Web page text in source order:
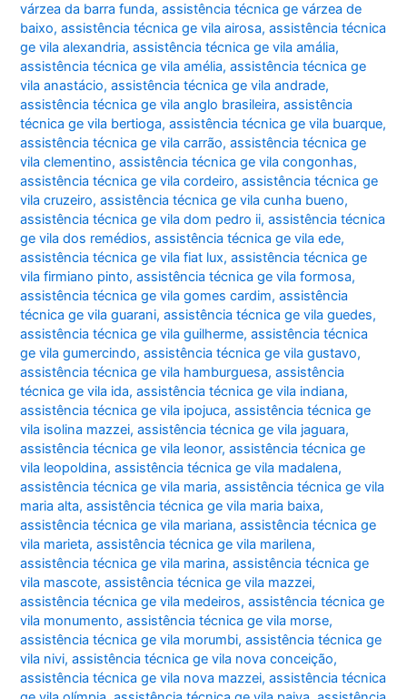
várzea da barra funda,assistência técnica ge várzea de
baixo,assistência técnica ge vila airosa,assistência técnica
ge vila alexandria,assistência técnica ge vila amália,
assistência técnica ge vila amélia,assistência técnica ge
vila anastácio,assistência técnica ge vila andrade,
assistência técnica ge vila anglo brasileira,assistência
técnica ge vila bertioga,assistência técnica ge vila buarque,
assistência técnica ge vila carrão,assistência técnica ge
vila clementino,assistência técnica ge vila congonhas,
assistência técnica ge vila cordeiro,assistência técnica ge
vila cruzeiro,assistência técnica ge vila cunha bueno,
assistência técnica ge vila dom pedro ii,assistência técnica
ge vila dos remédios,assistência técnica ge vila ede,
assistência técnica ge vila fiat lux,assistência técnica ge
vila firmiano pinto,assistência técnica ge vila formosa,
assistência técnica ge vila gomes cardim,assistência
técnica ge vila guarani,assistência técnica ge vila guedes,
assistência técnica ge vila guilherme,assistência técnica
ge vila gumercindo,assistência técnica ge vila gustavo,
assistência técnica ge vila hamburguesa,assistência
técnica ge vila ida,assistência técnica ge vila indiana,
assistência técnica ge vila ipojuca,assistência técnica ge
vila isolina mazzei,assistência técnica ge vila jaguara,
assistência técnica ge vila leonor,assistência técnica ge
vila leopoldina,assistência técnica ge vila madalena,
assistência técnica ge vila maria,assistência técnica ge vila
maria alta,assistência técnica ge vila maria baixa,
assistência técnica ge vila mariana,assistência técnica ge
vila marieta,assistência técnica ge vila marilena,
assistência técnica ge vila marina,assistência técnica ge
vila mascote,assistência técnica ge vila mazzei,
assistência técnica ge vila medeiros,assistência técnica ge
vila monumento,assistência técnica ge vila morse,
assistência técnica ge vila morumbi,assistência técnica ge
vila nivi,assistência técnica ge vila nova conceição,
assistência técnica ge vila nova mazzei,assistência técnica